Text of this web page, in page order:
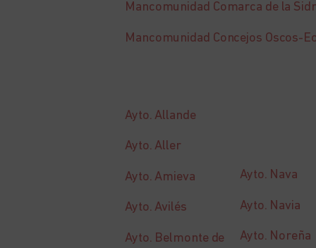
Mancomunidad Comarca de la
Mancomunidad Concejos Oscos-
Ayto. Allande
Ayto. Aller
Ayto. Amieva
Ayto. Avilés
Ayto. Belmonte de
Ayto. Nava
Ayto. Navia
Ayto. Noreña